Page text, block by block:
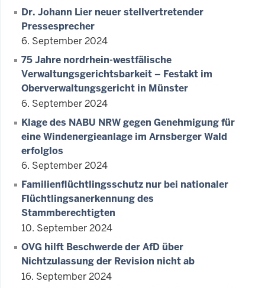
Dr. Johann Lier neuer stellvertretender
Pressesprecher
6. September 2024
75 Jahre nordrhein-westfälische
Verwaltungsgerichtsbarkeit – Festakt im
Oberverwaltungsgericht in Münster
6. September 2024
Klage des NABU NRW gegen Genehmigung für
eine Windenergieanlage im Arnsberger Wald
erfolglos
6. September 2024
Familienflüchtlingsschutz nur bei nationaler
Flüchtlingsanerkennung des
Stammberechtigten
10. September 2024
OVG hilft Beschwerde der AfD über
Nichtzulassung der Revision nicht ab
16. September 2024